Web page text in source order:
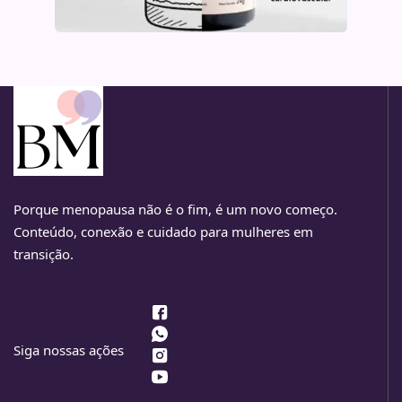
Porque menopausa não é o fim, é um novo começo.
Conteúdo, conexão e cuidado para mulheres em
transição.
Siga nossas ações